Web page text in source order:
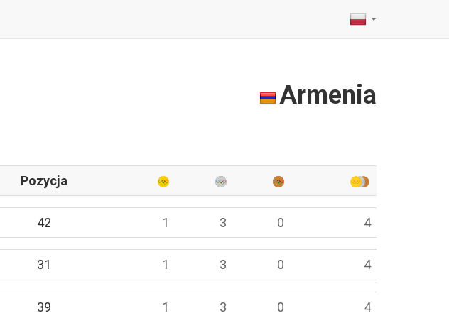
Armenia
Pozycja
42 1 3 0 4
31 1 3 0 4
39 1 3 0 4